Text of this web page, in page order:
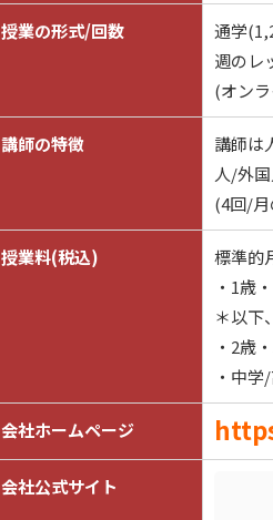
授業の形式/回数
通学
週のレ
(オン
講師の特徴
講師は
人/外
(4回/月
授業料(税込)
標準的
・1歳
＊以下
・2歳
・中
会社ホームページ
会社公式サイト